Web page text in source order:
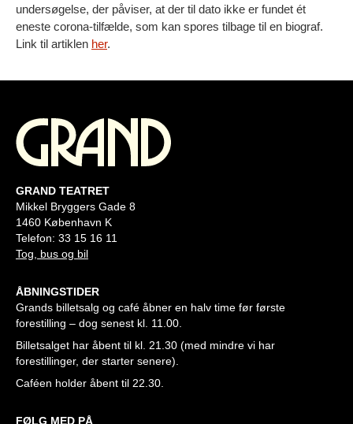
undersøgelse, der påviser, at der til dato ikke er fundet ét
eneste corona-tilfælde, som kan spores tilbage til en biograf.
Link til artiklen her.
GRAND TEATRET
Mikkel Bryggers Gade 8
1460 København K
Telefon: 33 15 16 11
Tog, bus og bil
ÅBNINGSTIDER
Grands billetsalg og café åbner en halv time før første
forestilling – dog senest kl. 11.00.
Billetsalget har åbent til kl. 21.30 (med mindre vi har
forestillinger, der starter senere).
Caféen holder åbent til 22.30.
FØLG MED PÅ